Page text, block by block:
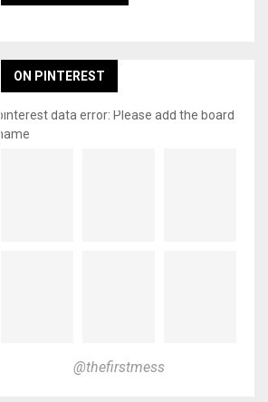
ON PINTEREST
pinterest data error: Please add the board
name
@thefirstmess